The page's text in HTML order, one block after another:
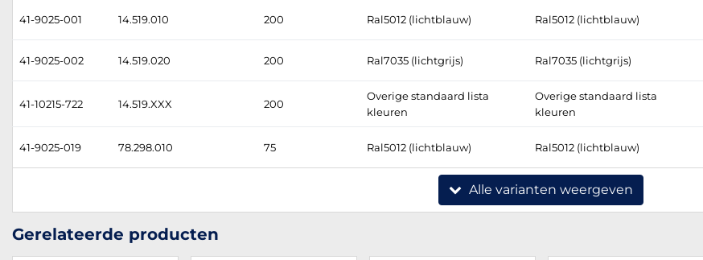
41-9025-001 14.519.010 200 Ral5012 (lichtblauw) Ral5012 (lichtblauw)
41-9025-002 14.519.020 200 Ral7035 (lichtgrijs) Ral7035 (lichtgrijs)
41-10215-722 14.519.XXX 200
Overige standaard lista
kleuren
Overige standaard lista
kleuren
41-9025-019 78.298.010 75 Ral5012 (lichtblauw) Ral5012 (lichtblauw)
Alle varianten weergeven
Gerelateerde producten